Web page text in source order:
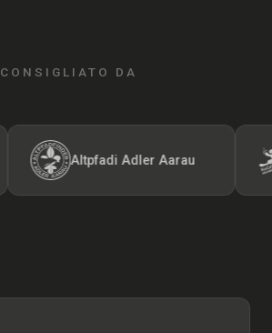
CONSIGLIATO DA
Altpfadi Adler Aarau